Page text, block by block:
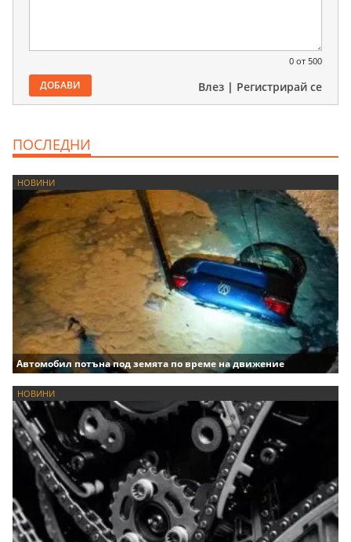
0 от 500
ДОБАВИ Влез | Регистрирай се
ПОСЛЕДНИ
НОВИНИ
Автомобил потъна под земята по време на движение
НОВИНИ